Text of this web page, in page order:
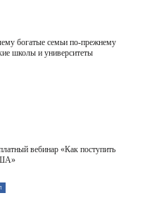
богатые семьи по-прежнему
школы и университеты
вебинар «Как поступить